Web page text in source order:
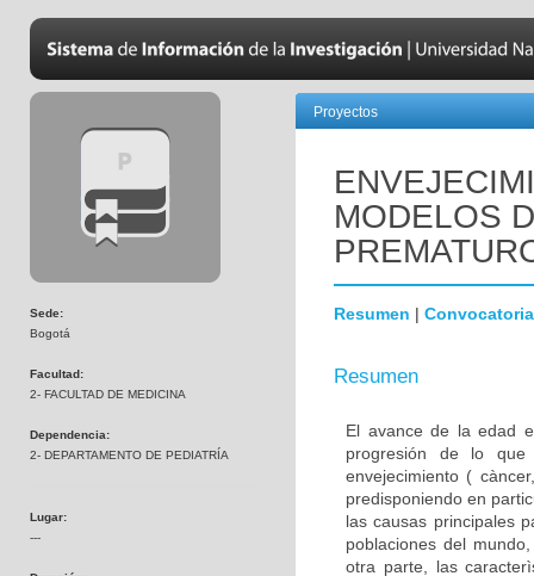
Sede:
Bogotá
Facultad:
2- FACULTAD DE MEDICINA
Dependencia:
2- DEPARTAMENTO DE PEDIATRÍA
Lugar:
---
Proyectos
MODELOS
Resumen | Convocatoria
Resumen
El avance de la edad
progresión de lo que
envejecimiento (
predisponiendo en
las causas principales
poblaciones del
otra parte, las